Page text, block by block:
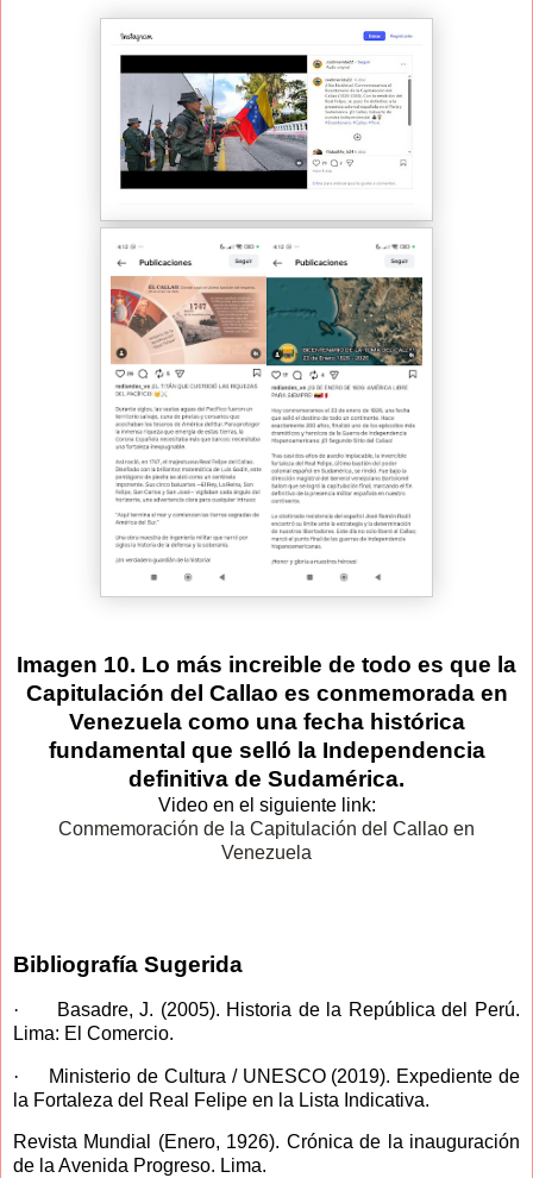
Imagen 10. Lo más increible de todo es que la
Capitulación del Callao es conmemorada en
Venezuela como una fecha histórica
fundamental que selló la Independencia
definitiva de Sudamérica.
Video en el siguiente link:
Conmemoración de la Capitulación del Callao en
Venezuela
Bibliografía Sugerida
·
Basadre, J. (2005). Historia de la República del Perú.
Lima: El Comercio.
·
Ministerio de Cultura / UNESCO (2019). Expediente de
la Fortaleza del Real Felipe en la Lista Indicativa.
Revista Mundial (Enero, 1926). Crónica de la inauguración
de la Avenida Progreso. Lima.